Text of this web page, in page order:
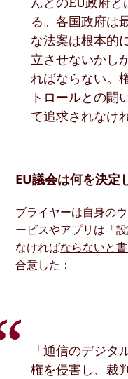
る。各国政府は
な法案は根本的
立させないかし
ればならない。
トロールとの闘
て追求されなけ
EU議会は何を決定
ブライヤーは自身の
ービスやアプリは「
なければならないと
合意した：
「通信のデジタ
権を侵害し、裁